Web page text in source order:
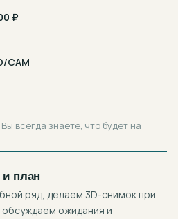
₽
CAM
всегда знаете, что будет на
и план
ряд, делаем 3D-снимок при
ожидания и